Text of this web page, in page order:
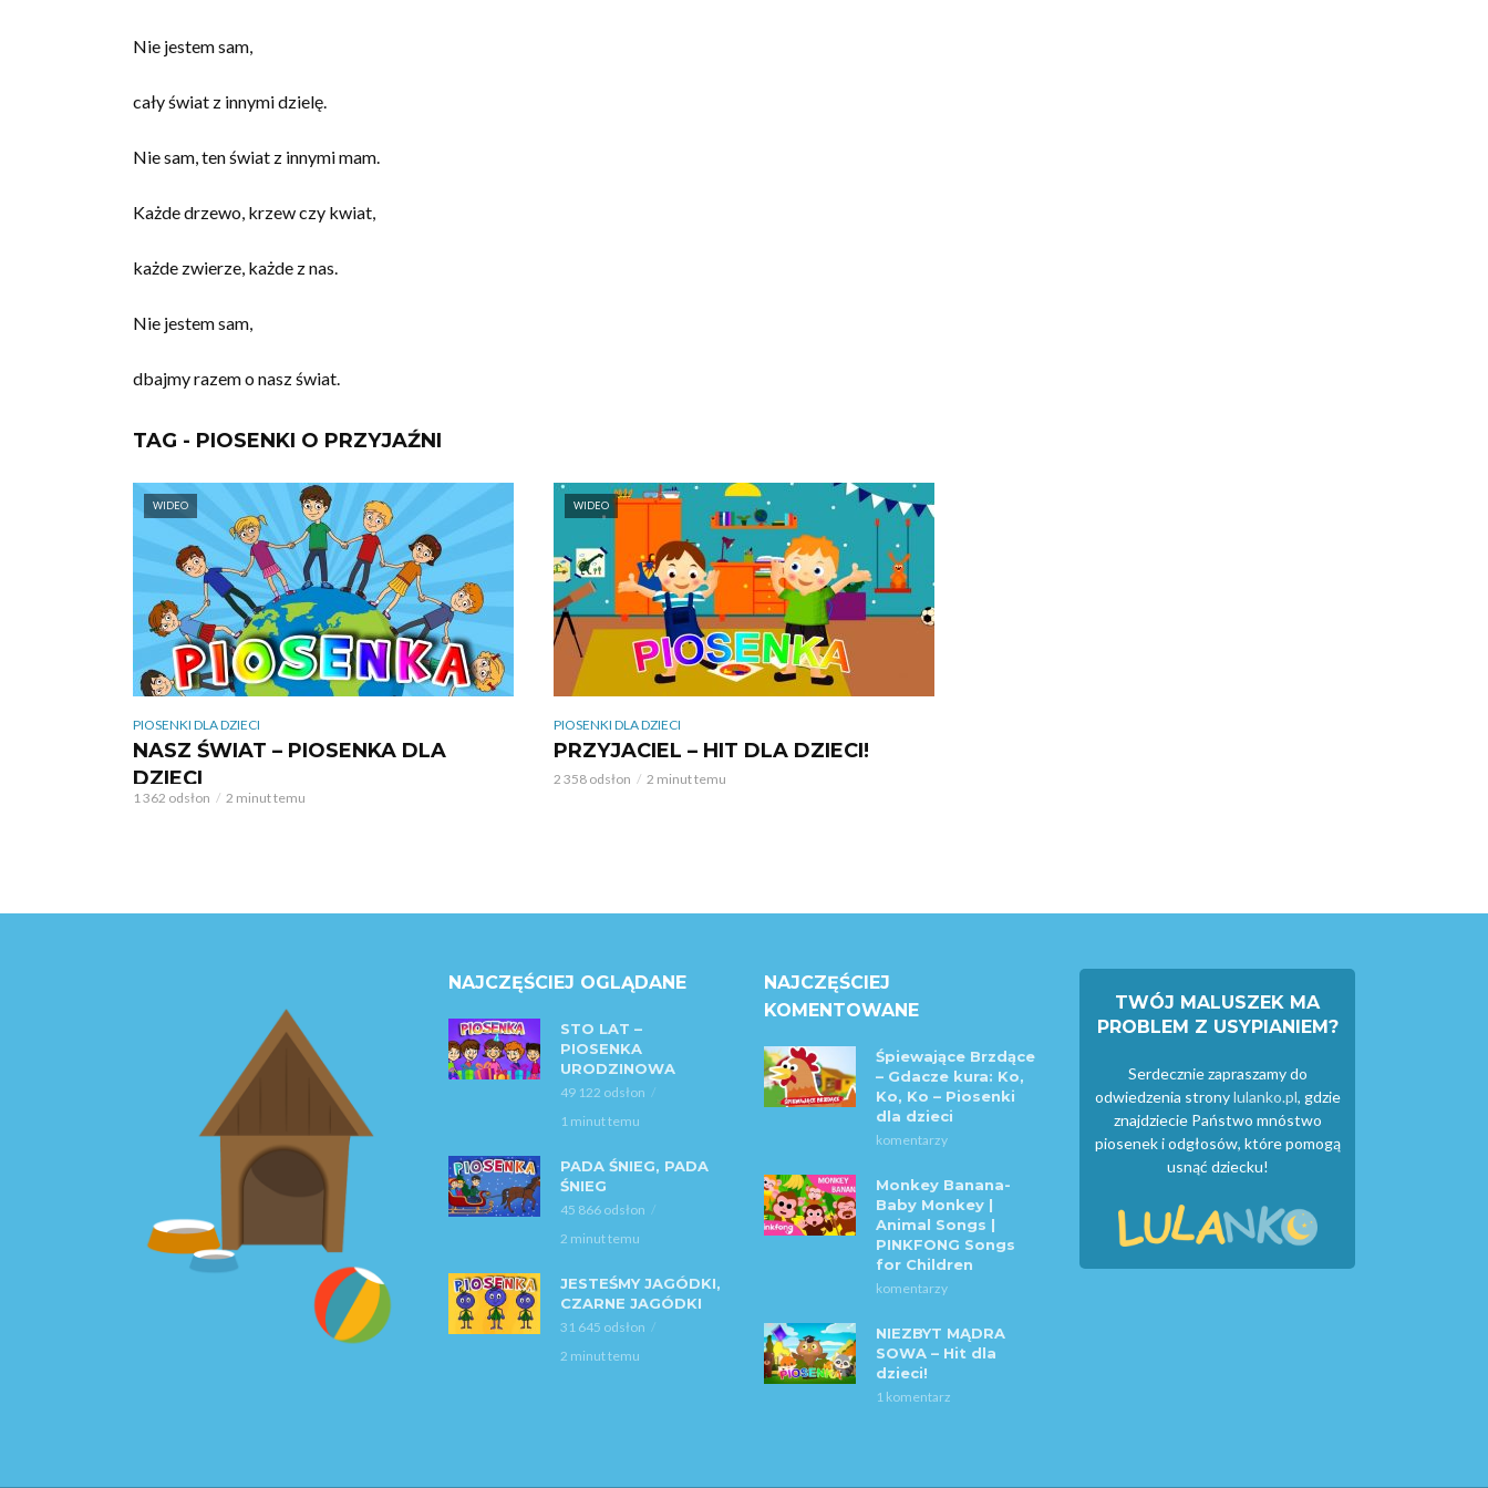
Nie jestem sam,
cały świat z innymi dzielę.
Nie sam, ten świat z innymi mam.
Każde drzewo, krzew czy kwiat,
każde zwierze, każde z nas.
Nie jestem sam,
dbajmy razem o nasz świat.
TAG - PIOSENKI O PRZYJAŹNI
WIDEO
PIOSENKI DLA DZIECI
NASZ ŚWIAT – PIOSENKA DLA
DZIECI
1 362 odsłon 2 minut temu
WIDEO
PIOSENKI DLA DZIECI
PRZYJACIEL – HIT DLA DZIECI!
2 358 odsłon 2 minut temu
NAJCZĘŚCIEJ OGLĄDANE
STO LAT –
PIOSENKA
URODZINOWA
49 122 odsłon
1 minut temu
PADA ŚNIEG, PADA
ŚNIEG
45 866 odsłon
2 minut temu
JESTEŚMY JAGÓDKI,
CZARNE JAGÓDKI
31 645 odsłon
2 minut temu
NAJCZĘŚCIEJ
KOMENTOWANE
Śpiewające Brzdące
– Gdacze kura: Ko,
Ko, Ko – Piosenki
dla dzieci
komentarzy
Monkey Banana-
Baby Monkey |
Animal Songs |
PINKFONG Songs
for Children
komentarzy
NIEZBYT MĄDRA
SOWA – Hit dla
dzieci!
1 komentarz
TWÓJ MALUSZEK MA
PROBLEM Z USYPIANIEM?
Serdecznie zapraszamy do
odwiedzenia stronylulanko.pl, gdzie
znajdziecie Państwo mnóstwo
piosenek i odgłosów, które pomogą
usnąć dziecku!